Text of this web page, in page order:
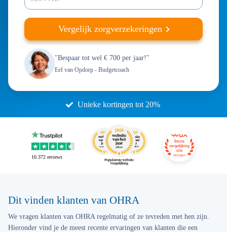
Vergelijk zorgverzekeringen
"Bespaar tot wel € 700 per jaar!"
Eef van Opdorp - Budgetcoach
Unieke kortingen tot 20%
10.372 reviews
Dit vinden klanten van OHRA
We vragen klanten van OHRA regelmatig of ze tevreden met hen zijn.
Hieronder vind je de meest recente ervaringen van klanten die een